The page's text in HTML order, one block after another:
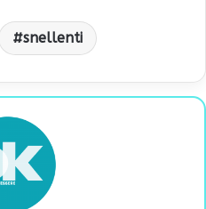
snellenti